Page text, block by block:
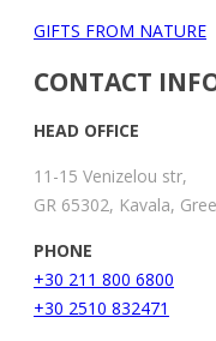
GIFTS FROM NATURE
CONTACT
HEAD OFFICE
11-15 Venizelou str,
GR 65302, Kavala,
PHONE
+30 211 800 6800
+30 2510 832471